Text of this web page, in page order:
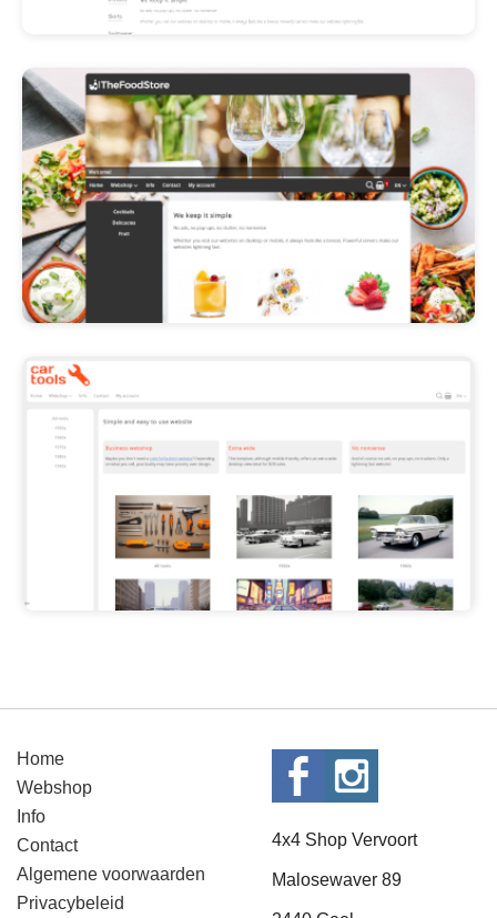
Home
Webshop
Info
Contact
Algemene voorwaarden
Privacybeleid
4x4 Shop Vervoort
Malosewaver 89